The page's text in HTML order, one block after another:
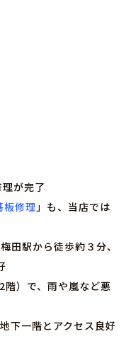
が完了
板修理 」も、当店では
田駅から徒歩約３分、
階）で、雨や嵐など悪
下一階とアクセス良好